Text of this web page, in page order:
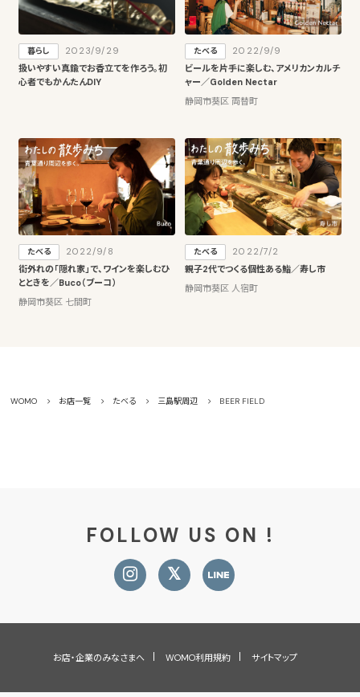
暮らし
2023/9/29
扱いやすい真鍮でお香立てを作ろう。初
心者でもかんたんDIY
たべる
2022/9/9
ビールを片手に楽しむ、アメリカンカルチ
ャー／Golden Nectar
静岡市葵区 両替町
たべる
2022/9/8
街外れの「隠れ家」で、ワインを楽しむひ
とときを／Buco（ブーコ）
静岡市葵区 七間町
たべる
2022/7/2
親子2代でつくる個性ある鮨／寿し市
静岡市葵区 人宿町
WOMO お店一覧 たべる 三島駅周辺 BEER FIELD
FOLLOW US ON !
お店・企業のみなさまへ WOMO利用規約 サイトマップ